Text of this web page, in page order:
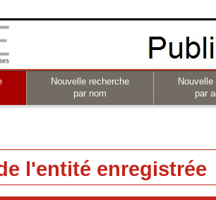
Nouvelle recherche
par nom
par
l'entité enregistrée